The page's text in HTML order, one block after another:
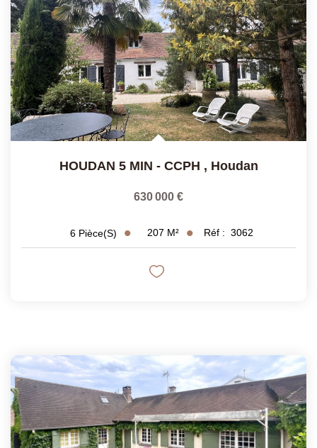
HOUDAN 5 MIN - CCPH , Houdan
630 000 €
6 Pièce(s) 207 M² Réf : 3062